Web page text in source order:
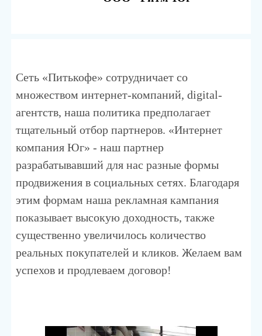
Сеть «Питькофе» сотрудничает со
множеством интернет-компаний, digital-
агентств, наша политика предполагает
тщательный отбор партнеров. «Интернет
компания Юг» - наш партнер
разрабатывавший для нас разные формы
продвижения в социальных сетях. Благодаря
этим формам наша рекламная кампания
показывает высокую доходность, также
существенно увеличилось количество
реальных покупателей и кликов. Желаем вам
успехов и продлеваем договор!